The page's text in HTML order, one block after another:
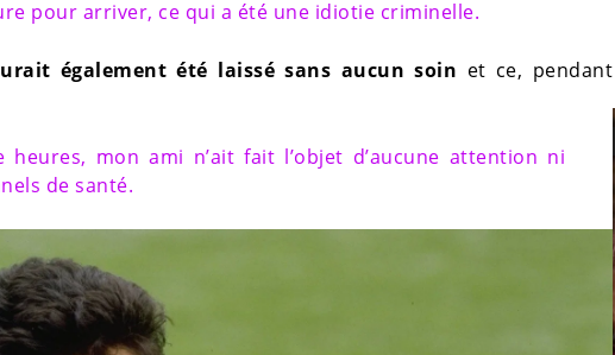
pour arriver, ce qui a été une idiotie criminelle.
également été laissé sans aucun soin et ce, pendant
mon ami n’ait fait l’objet d’aucune attention ni
de santé.